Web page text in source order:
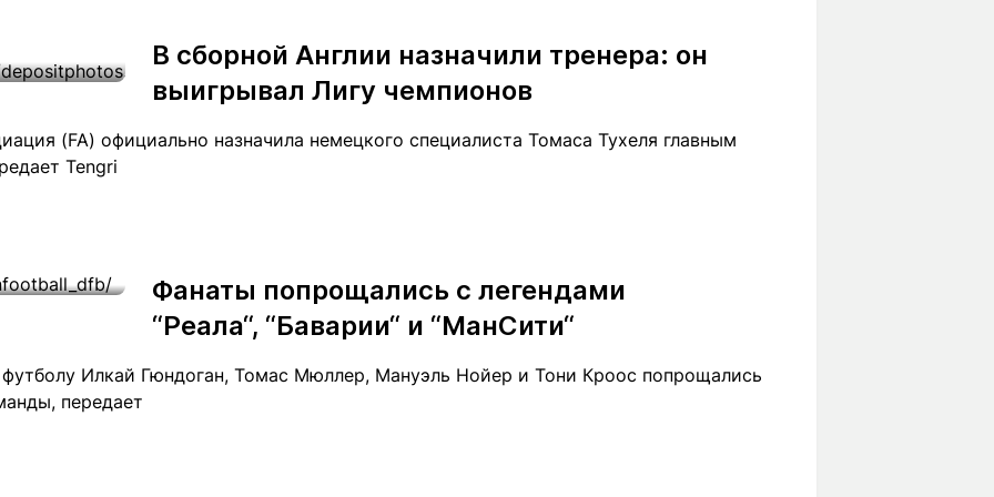
Блоги
Обзоры
Путевые
Заилийского
Алатау
Учебные
(700) 3 888 188
В сборной Англии назначили тренера: он
выигрывал Лигу чемпионов
(FA) официально назначила немецкого специалиста Томаса Тухеля главным
Tengri
Фанаты попрощались с легендами
“Реала“, “Баварии“ и “МанСити“
Илкай Гюндоган, Томас Мюллер, Мануэль Нойер и Тони Кроос попрощались
передает